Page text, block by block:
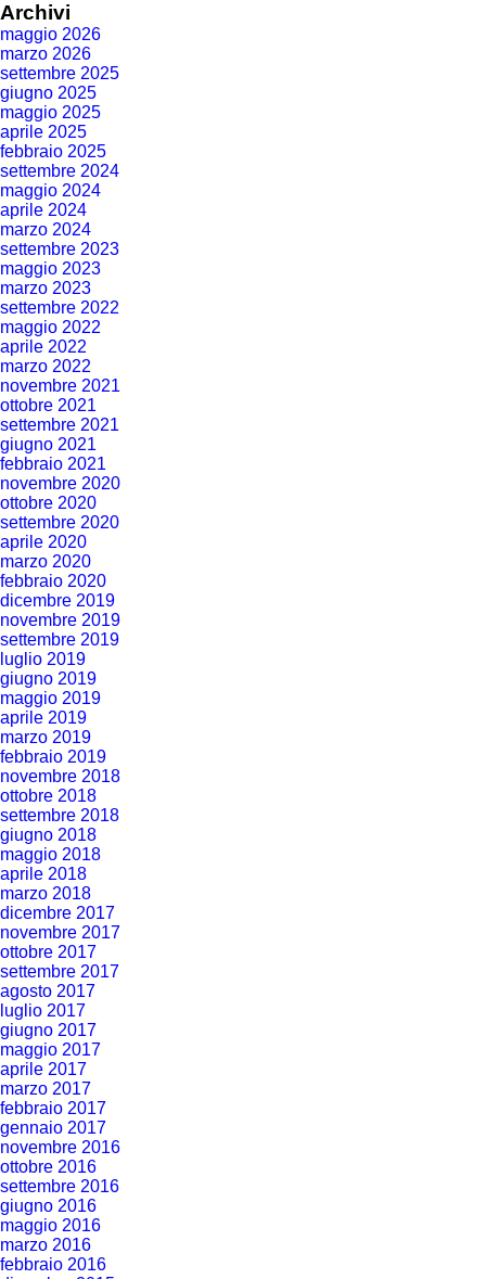
Archivi
maggio 2026
marzo 2026
settembre 2025
giugno 2025
maggio 2025
aprile 2025
febbraio 2025
settembre 2024
maggio 2024
aprile 2024
marzo 2024
settembre 2023
maggio 2023
marzo 2023
settembre 2022
maggio 2022
aprile 2022
marzo 2022
novembre 2021
ottobre 2021
settembre 2021
giugno 2021
febbraio 2021
novembre 2020
ottobre 2020
settembre 2020
aprile 2020
marzo 2020
febbraio 2020
dicembre 2019
novembre 2019
settembre 2019
luglio 2019
giugno 2019
maggio 2019
aprile 2019
marzo 2019
febbraio 2019
novembre 2018
ottobre 2018
settembre 2018
giugno 2018
maggio 2018
aprile 2018
marzo 2018
dicembre 2017
novembre 2017
ottobre 2017
settembre 2017
agosto 2017
luglio 2017
giugno 2017
maggio 2017
aprile 2017
marzo 2017
febbraio 2017
gennaio 2017
novembre 2016
ottobre 2016
settembre 2016
giugno 2016
maggio 2016
marzo 2016
febbraio 2016